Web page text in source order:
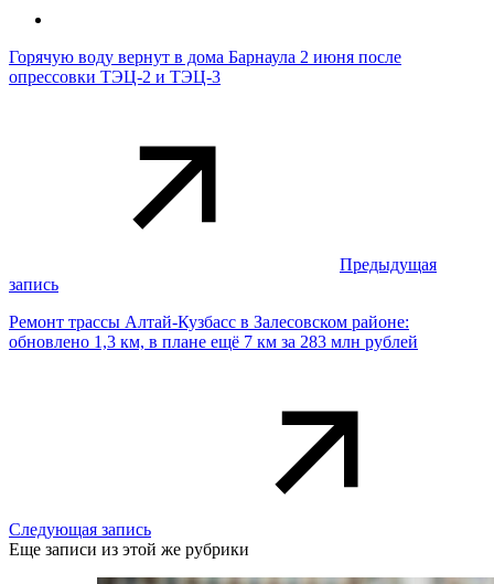
Горячую воду вернут в дома Барнаула 2 июня после
опрессовки ТЭЦ-2 и ТЭЦ-3
Предыдущая
запись
Ремонт трассы Алтай-Кузбасс в Залесовском районе:
обновлено 1,3 км, в плане ещё 7 км за 283 млн рублей
Следующая запись
Еще записи из этой же рубрики